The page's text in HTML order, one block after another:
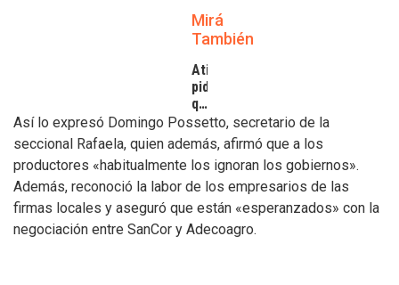
Mirá
También
Atilra
pide
que
se
atiendan
los
inconvenientes
de
los
tamberos
Así lo expresó Domingo Possetto, secretario de la
seccional Rafaela, quien además, afirmó que a los
productores «habitualmente los ignoran los gobiernos».
Además, reconoció la labor de los empresarios de las
firmas locales y aseguró que están «esperanzados» con la
negociación entre SanCor y Adecoagro.